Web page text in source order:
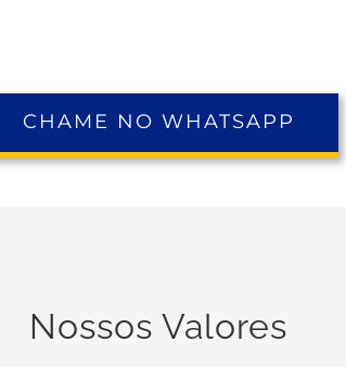
CHAME NO WHATSAPP
Nossos Valores